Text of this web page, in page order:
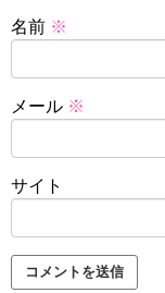
名前 ※
メール ※
サイト